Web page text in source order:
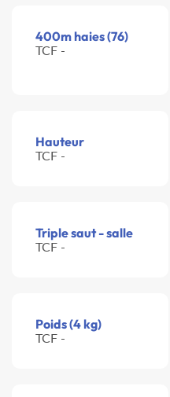
400m haies (76)
TCF -
Hauteur
TCF -
Triple saut - salle
TCF -
Poids (4 kg)
TCF -